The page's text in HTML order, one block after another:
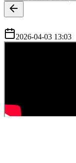
2026-04-03 13:03